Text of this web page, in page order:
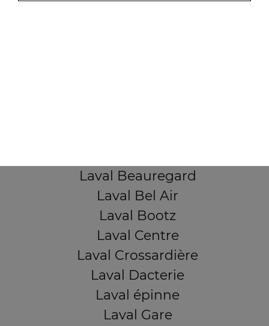
Laval Beauregard
Laval Bel Air
Laval Bootz
Laval Centre
Laval Crossardière
Laval Dacterie
Laval épinne
Laval Gare